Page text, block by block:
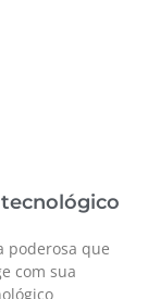
poderosa que
com sua